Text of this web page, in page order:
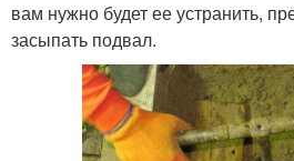
вам нужно будет ее устранить,
засыпать подвал.